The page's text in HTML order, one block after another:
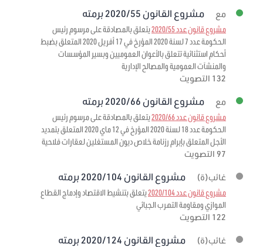
مع مشروع القانون 2020/55 برمته
مشروع قانون عدد 2020/55
يتعلق بالمصادقة على مرسوم رئيس
الحكومة عدد 7 لسنة 2020 المؤرخ في 17 أفريل 2020 المتعلق بضبط
أحكام استثنائية تتعلق بالأعوان العموميين وبسير المؤسسات
والمنشآت العمومية والمصالح الإدارية
132 التصويت
مع مشروع القانون 2020/66 برمته
مشروع قانون عدد 2020/66
يتعلق بالمصادقة على مرسوم رئيس
الحكومة عدد 18 لسنة 2020 المؤرخ في 12 ماي 2020 المتعلق بتمديد
الأجل المتعلق بإبرام رزنامة خلاص ديون المستغلين لعقارات فلاحية
97 التصويت
غائب(ة) مشروع القانون 2020/104 برمته
مشروع قانون عدد 2020/104
يتعلق بتنشيط الاقتصاد وإدماج القطاع
الموازي ومقاومة التهرب الجبائي
122 التصويت
غائب(ة) مشروع القانون 2020/124 برمته